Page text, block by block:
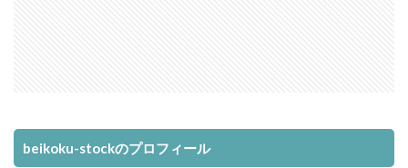
beikoku-stockのプロフィール